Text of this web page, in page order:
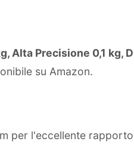
Alta Precisione 0,1
su Amazon.
per l'eccellente